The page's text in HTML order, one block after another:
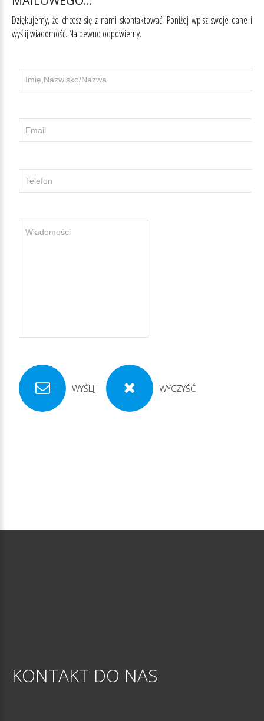
Dziękujemy, że chcesz się z nami skontaktować. Poniżej wpisz swoje dane i
wyślij wiadomość. Na pewno odpowiemy.
WYŚLIJ WYCZYŚĆ
KONTAKT DO NAS